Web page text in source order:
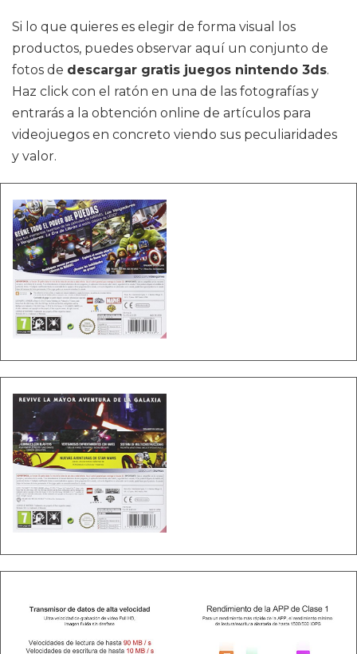
Si lo que quieres es elegir de forma visual los
productos, puedes observar aquí un conjunto de
fotos de descargar gratis juegos nintendo 3ds.
Haz click con el ratón en una de las fotografías y
entrarás a la obtención online de artículos para
videojuegos en concreto viendo sus peculiaridades
y valor.